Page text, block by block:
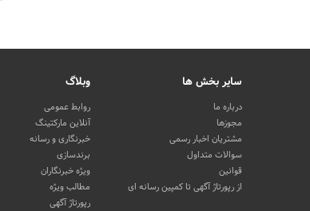
سایر بخش ها
درباره ما
مجوزها
مشتریان اخبار رسمی
سوالات متداول
قوانین
از رپورتاژ آگهی تا کمپین رسانه ای
وبلاگ
روابط عمومی
آنلاین مارکتینگ
خبرنگاری و رسانه
برندسازی
ویژه خبرنگاران
مطالب ویژه
رپورتاژ آگهی